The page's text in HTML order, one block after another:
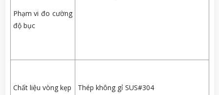
Phạm vi đo cường
độ bục
Chất liệu vòng kẹp Thép không gỉ SUS#304